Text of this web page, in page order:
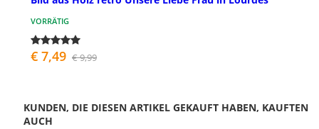
VORRÄTIG
€ 7,49 € 9,99
KUNDEN, DIE DIESEN ARTIKEL GEKAUFT HABEN, KAUFTEN
AUCH